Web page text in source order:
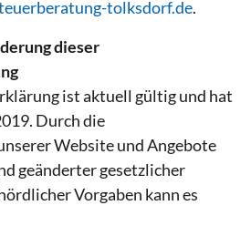
tolksdorf.de.
dieser
ist aktuell gültig und hat
Durch die
Website und Angebote
geänderter gesetzlicher
Vorgaben kann es